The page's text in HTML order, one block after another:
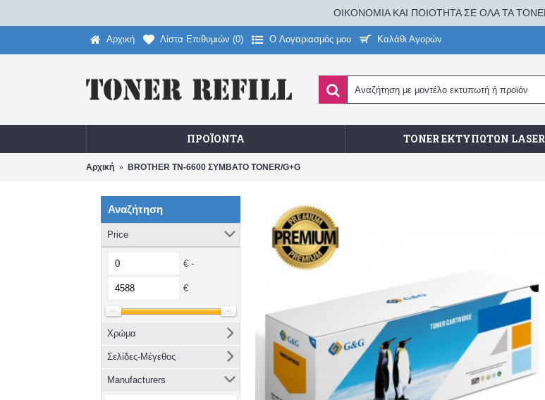
ΟΙΚΟΝΟΜΙΑ ΚΑΙ ΠΟΙΟΤΗΤΑ ΣΕ ΟΛΑ ΤΑ
Αρχική Λίστα Επιθυμιών (0) O Λογαριασμός μου Καλάθι Αγορών
ΠΡΟΪΌΝΤΑ TONER ΕΚΤΥΠΩΤΏΝ LASER
Αρχική BROTHER TN-6600 ΣΥΜΒΑΤΟ TONER/G+G
Αναζήτηση
Price
€ -
€
Χρώμα
Σελίδες-Μέγεθος
Manufacturers